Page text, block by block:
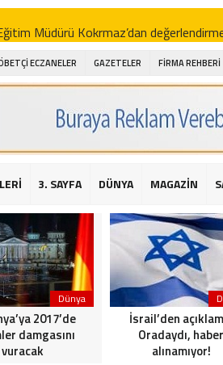
Müdürü Kokrmaz’dan değerlendirme
Alibeyoğlu, Aile Destek Merkezini
piyasalarda
şehitleri için bayraklı kayak
için yardım kermesi
2016 yılı değerlendirmesi
Sarıyer Çayırbaşı Cezayirli Hasan
Bahçeli’den Reina’ya düzenlenen terör
ECZANELER GAZETELER FİRMA REHBERİ
3. SAYFA DÜNYA MAGAZİN
Dünya
2017’de
damgasını
vuracak
İsrail’den
Oradaydı, haber
alınamıyor!